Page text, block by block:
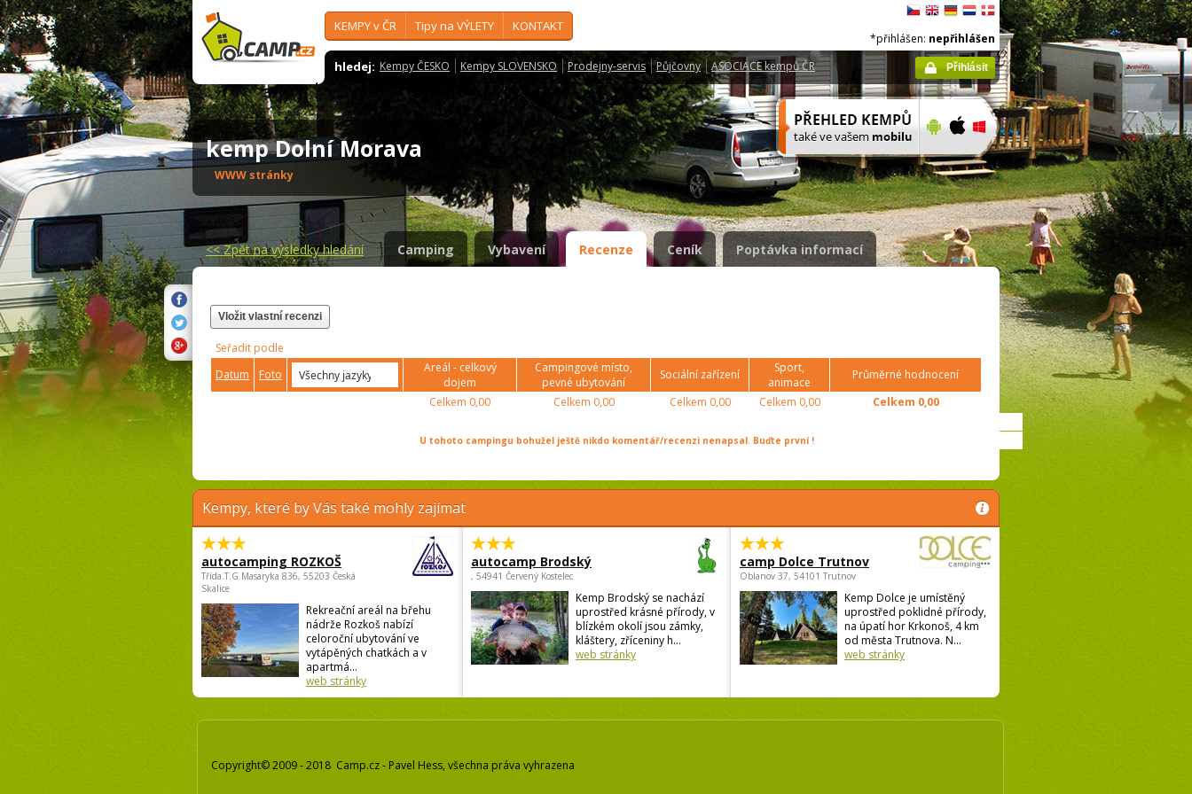
KEMPY v ČR Tipy na VÝLETY KONTAKT
hledej: Kempy ČESKO Kempy SLOVENSKO Prodejny-servis Půjčovny ASOCIACE kempů ČR
*přihlášen: nepřihlášen
Přihlásit
kemp Dolní Morava
WWW stránky
<<Zpět na výsledky hledání Camping Vybavení Recenze Ceník Poptávka informací
Vložit vlastní recenzi
Seřadit podle
Datum
Foto
Areál - celkový
dojem
Campingové místo,
pevné ubytování
Sociální zařízení
Sport,
animace
Průměrné hodnocení
Celkem 0,00 Celkem 0,00 Celkem 0,00 Celkem 0,00 Celkem 0,00
U tohoto campingu bohužel ještě nikdo komentář/recenzi nenapsal. Buďte první !
Kempy, které by Vás také mohly zajímat
autocamping ROZKOŠ
Třída.T.G.Masaryka 836, 55203 Česká
Skalice
Rekreační areál na břehu
nádrže Rozkoš nabízí
celoroční ubytování ve
vytápěných chatkách a v
apartmá...
web stránky
autocamp Brodský
, 54941 Červený Kostelec
Kemp Brodský se nachází
uprostřed krásné přírody, v
blízkém okolí jsou zámky,
kláštery, zříceniny h...
web stránky
camp Dolce Trutnov
Oblanov 37, 54101 Trutnov
Kemp Dolce je umístěný
uprostřed poklidné přírody,
na úpatí hor Krkonoš, 4 km
od města Trutnova. N...
web stránky
Copyright© 2009 - 2018 Camp.cz - Pavel Hess, všechna práva vyhrazena